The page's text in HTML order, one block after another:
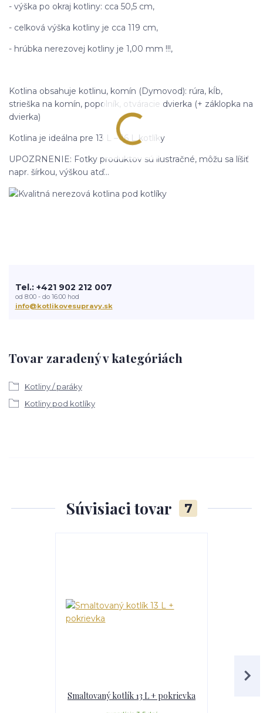
- výška po okraj kotliny: cca 50,5 cm,
- celková výška kotliny je cca 119 cm,
- hrúbka nerezovej kotliny je 1,00 mm !!!,
Kotlina obsahuje kotlinu, komín (Dymovod): rúra, kĺb,
strieška na komín, popolník, otváracie dvierka (+ záklopka na
dvierka)
Kotlina je ideálna pre 13 L – 16 L kotlíky
UPOZRNENIE: Fotky produktov sú ilustračné, môžu sa líšiť
napr. šírkou, výškou atď...
Tovar zaradený v kategóriách
Kotliny / paráky
Kotliny pod kotlíky
Tel.: +421 902 212 007
od 8:00 - do 16:00 hod
info@kotlikovesupravy.sk
Súvisiaci tovar 7
Smaltovaný kotlík 13 L + pokrievka